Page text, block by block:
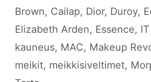
Brown, Cailap, Dior, Duroy,
Elizabeth Arden, Essence,
kauneus, MAC, Makeup
meikit, meikkisiveltimet,